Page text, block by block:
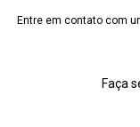
Entre em contato com
Faça